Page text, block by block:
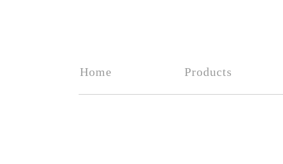
Home Products